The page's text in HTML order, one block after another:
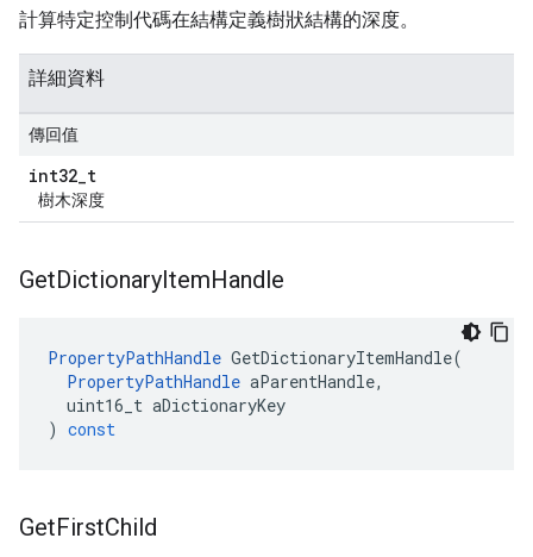
計算特定控制代碼在結構定義樹狀結構的深度。
詳細資料
傳回值
int32_t
樹木深度
GetDictionaryItemHandle
PropertyPathHandle GetDictionaryItemHandle(
PropertyPathHandle aParentHandle,
uint16_t aDictionaryKey
) const
GetFirstChild